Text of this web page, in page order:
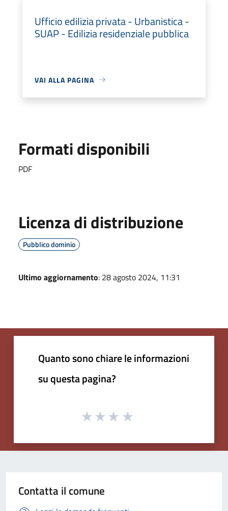
Ufficio edilizia privata - Urbanistica -
SUAP - Edilizia residenziale pubblica
VAI ALLA PAGINA
Formati disponibili
PDF
Licenza di distribuzione
Pubblico dominio
Ultimo aggiornamento: 28 agosto 2024, 11:31
Quanto sono chiare le informazioni
su questa pagina?
Contatta il comune